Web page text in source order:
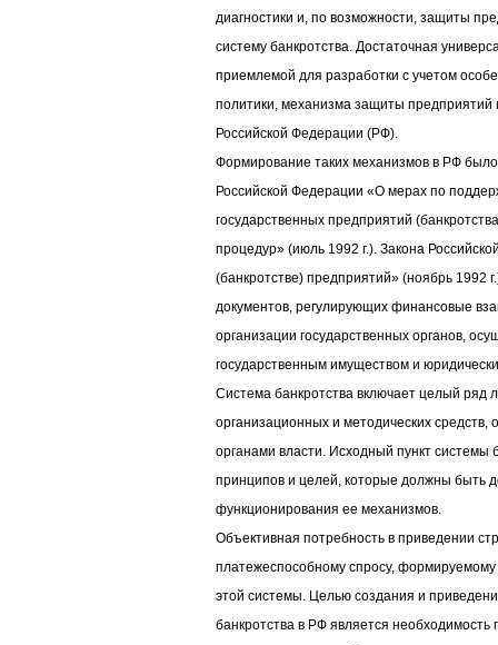
диагностики и, по возможности, защиты
систему банкротства. Достаточная
приемлемой для разработки с учетом
политики, механизма защиты предприятий
Российской Федерации (РФ).
Формирование таких механизмов в РФ
Российской Федерации «О мерах по
государственных предприятий
процедур» (июль 1992 г.). Закона
(банкротстве) предприятий» (ноябрь 1992
документов, регулирующих финансовые
организации государственных органов,
государственным имуществом и
Система банкротства включает целый ряд
организационных и методических
органами власти. Исходный пункт системы
принципов и целей, которые должны быть
функционирования ее механизмов.
Объективная потребность в приведении
платежеспособному спросу,
этой системы. Целью создания и
банкротства в РФ является необходимость